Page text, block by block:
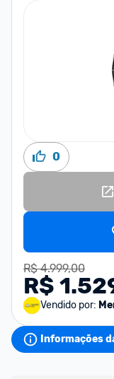
0
R$ 4.999,00
R$
Vendido por:
Informações